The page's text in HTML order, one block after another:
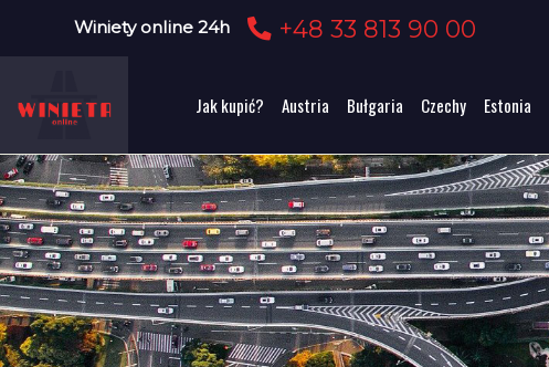
Winiety online 24h +48 33 813 90 00
Jak kupić? Austria Bułgaria Czechy Estonia